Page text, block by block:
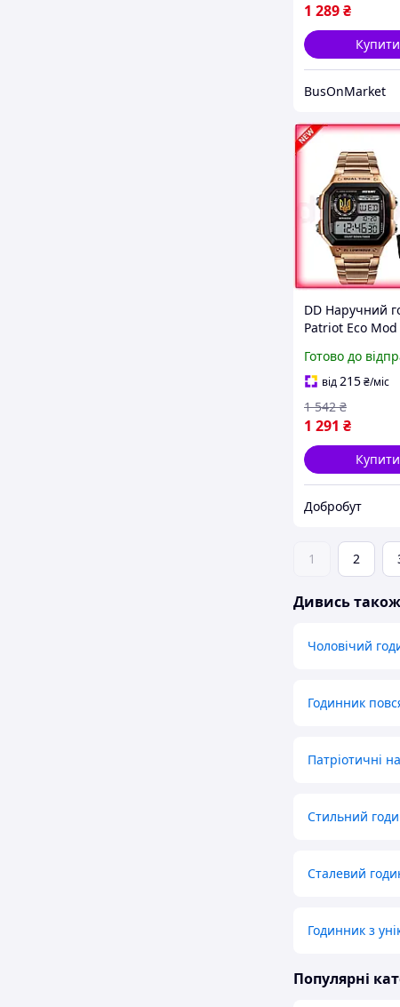
1 289₴
Купити
BusOnMarket
DD Наручний
Patriot Eco Mod
для чоловіків і
електронні
Dobro-A
Готово до
від215₴/міс
1 291 ₴
1 542 ₴
Купити
Добробут
1 2
Дивись також
Чоловічий
Годинник
Патріотичні
Стильний
Сталевий
Годинник з
Популярні